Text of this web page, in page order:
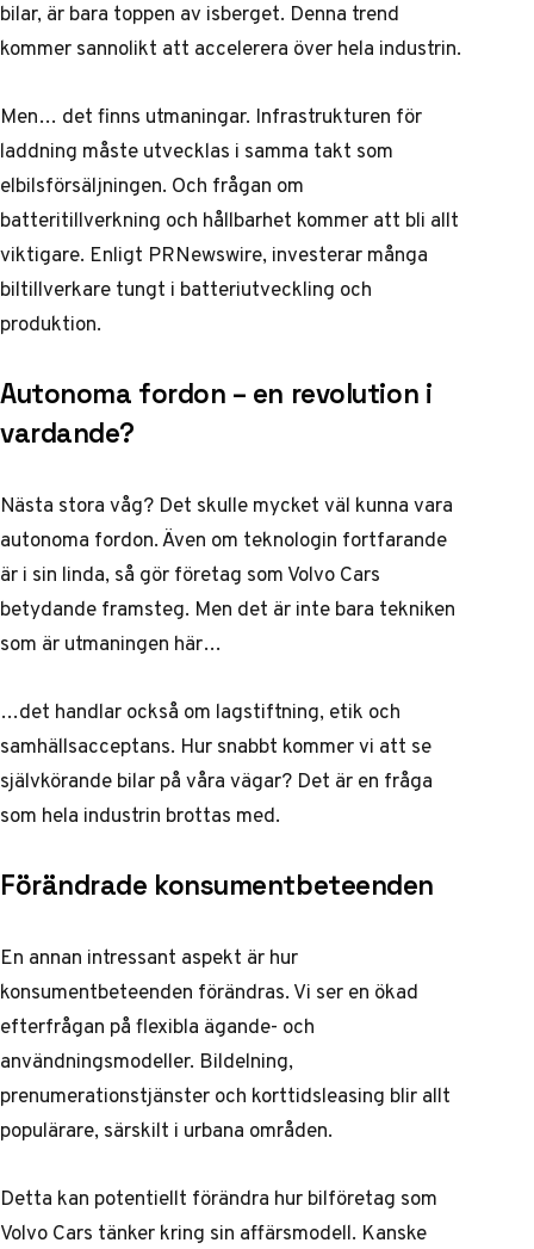
bilar, är bara toppen av isberget. Denna trend
kommer sannolikt att accelerera över hela industrin.
Men… det finns utmaningar. Infrastrukturen för
laddning måste utvecklas i samma takt som
elbilsförsäljningen. Och frågan om
batteritillverkning och hållbarhet kommer att bli allt
viktigare. Enligt PRNewswire, investerar många
biltillverkare tungt i batteriutveckling och
produktion.
Autonoma fordon – en revolution i
vardande?
Nästa stora våg? Det skulle mycket väl kunna vara
autonoma fordon. Även om teknologin fortfarande
är i sin linda, så gör företag som Volvo Cars
betydande framsteg. Men det är inte bara tekniken
som är utmaningen här…
…det handlar också om lagstiftning, etik och
samhällsacceptans. Hur snabbt kommer vi att se
självkörande bilar på våra vägar? Det är en fråga
som hela industrin brottas med.
Förändrade konsumentbeteenden
En annan intressant aspekt är hur
konsumentbeteenden förändras. Vi ser en ökad
efterfrågan på flexibla ägande- och
användningsmodeller. Bildelning,
prenumerationstjänster och korttidsleasing blir allt
populärare, särskilt i urbana områden.
Detta kan potentiellt förändra hur bilföretag som
Volvo Cars tänker kring sin affärsmodell. Kanske